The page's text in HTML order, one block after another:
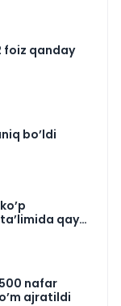
foiz qanday
bo’ldi
qayd
nafar
ajratildi